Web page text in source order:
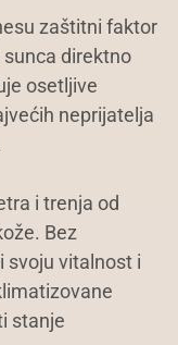
zaštitni faktor
direktno
osetljive
neprijatelja
i trenja od
Bez
svoju vitalnost i
stanje